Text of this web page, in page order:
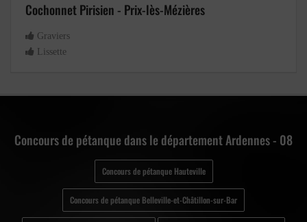
Cochonnet Pirisien - Prix-lès-Mézières
Graviers
Lissette
Concours de pétanque dans le département Ardennes - 08
Concours de pétanque Hauteville
Concours de pétanque Belleville-et-Châtillon-sur-Bar